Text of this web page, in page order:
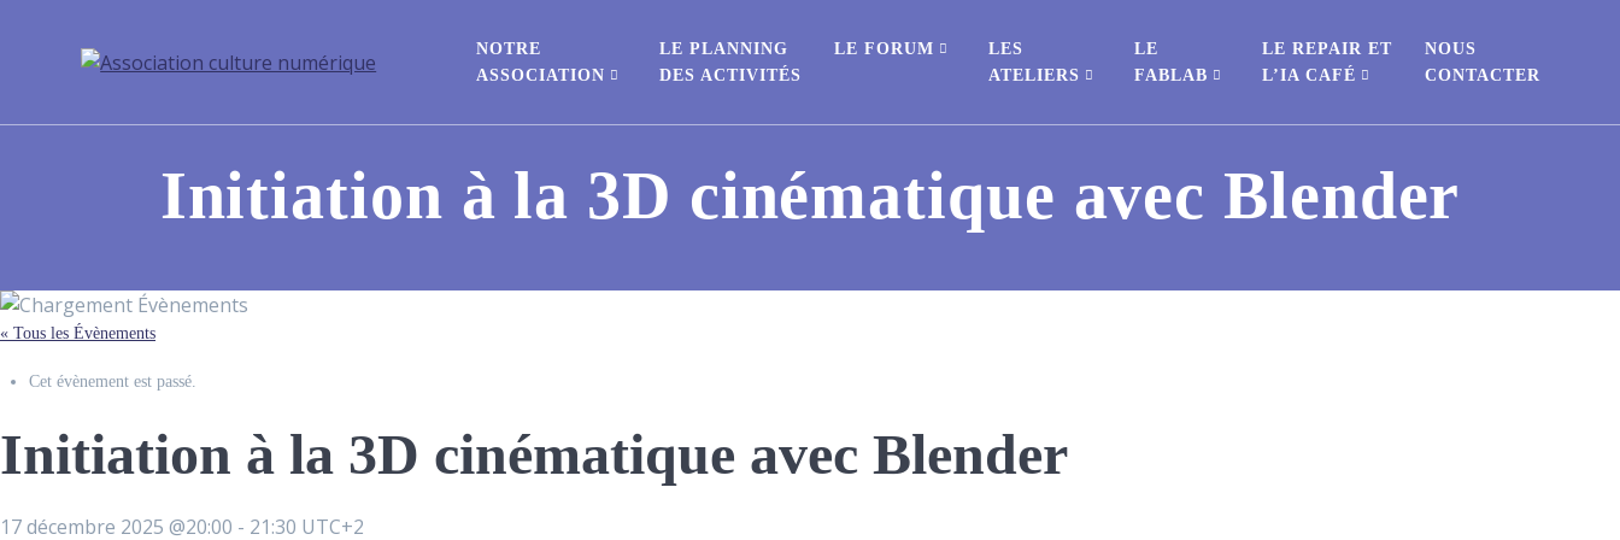
NOTRE
ASSOCIATION
LE PLANNING
DES ACTIVITÉS
LE FORUM
LES
ATELIERS
LE
FABLAB
LE REPAIR ET
L’IA CAFÉ
NOUS
CONTACTER
Initiation à la 3D cinématique avec Blender
« Tous les Évènements
Cet évènement est passé.
Initiation à la 3D cinématique avec Blender
17 décembre 2025 @20:00 - 21:30 UTC+2